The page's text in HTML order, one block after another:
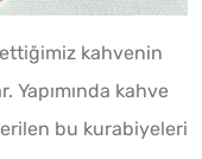
kahvenin
Yapımında kahve
bu kurabiyeleri